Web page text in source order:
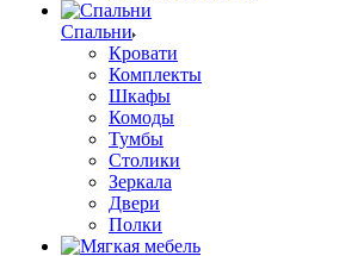
Спальни
Кровати
Комплекты
Шкафы
Комоды
Тумбы
Столики
Зеркала
Двери
Полки